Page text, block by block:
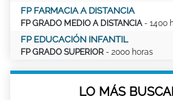
FP FARMACIA A DISTANCIA
FP GRADO MEDIO A DISTANCIA- 1400
FP EDUCACIÓN INFANTIL
FP GRADO SUPERIOR - 2000 horas
LO MÁS